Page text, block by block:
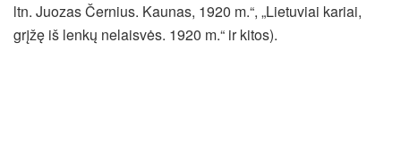
ltn. Juozas Černius. Kaunas, 1920 m.“, „Lietuviai kariai,
grįžę iš lenkų nelaisvės. 1920 m.“ ir kitos).